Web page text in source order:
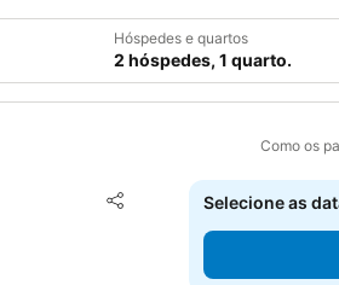
Hóspedes e quartos
2 hóspedes, 1 quarto.
Como os
Partilhar
Adicionar aos
Selecione as